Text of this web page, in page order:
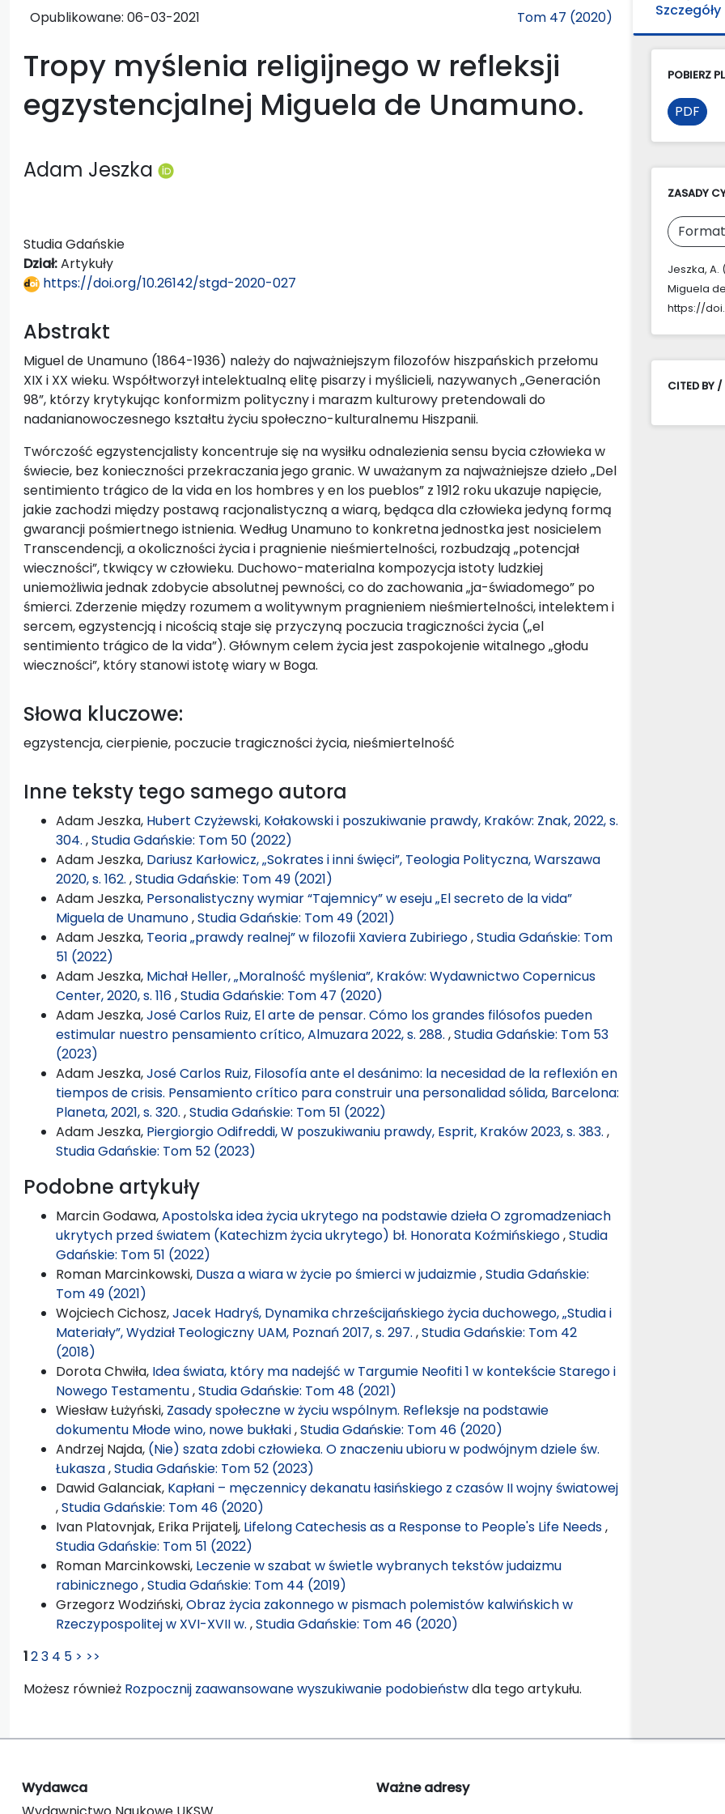
Opublikowane: 06-03-2021 Tom 47 (2020)
Tropy myślenia religijnego w refleksji
egzystencjalnej Miguela de Unamuno.
Adam Jeszka
Studia Gdańskie
Dział:Artykuły
https://doi.org/10.26142/stgd-2020-027
Abstrakt
Miguel de Unamuno (1864-1936) należy do najważniejszym filozofów hiszpańskich przełomu
XIX i XX wieku. Współtworzył intelektualną elitę pisarzy i myślicieli, nazywanych „Generación
98”, którzy krytykując konformizm polityczny i marazm kulturowy pretendowali do
nadanianowoczesnego kształtu życiu społeczno-kulturalnemu Hiszpanii.
Twórczość egzystencjalisty koncentruje się na wysiłku odnalezienia sensu bycia człowieka w
świecie, bez konieczności przekraczania jego granic. W uważanym za najważniejsze dzieło „Del
sentimiento trágico de la vida en los hombres y en los pueblos” z 1912 roku ukazuje napięcie,
jakie zachodzi między postawą racjonalistyczną a wiarą, będąca dla człowieka jedyną formą
gwarancji pośmiertnego istnienia. Według Unamuno to konkretna jednostka jest nosicielem
Transcendencji, a okoliczności życia i pragnienie nieśmiertelności, rozbudzają „potencjał
wieczności”, tkwiący w człowieku. Duchowo-materialna kompozycja istoty ludzkiej
uniemożliwia jednak zdobycie absolutnej pewności, co do zachowania „ja-świadomego” po
śmierci. Zderzenie między rozumem a wolitywnym pragnieniem nieśmiertelności, intelektem i
sercem, egzystencją i nicością staje się przyczyną poczucia tragiczności życia („el
sentimiento trágico de la vida”). Głównym celem życia jest zaspokojenie witalnego „głodu
wieczności”, który stanowi istotę wiary w Boga.
Słowa kluczowe:
egzystencja, cierpienie, poczucie tragiczności życia, nieśmiertelność
Inne teksty tego samego autora
Adam Jeszka, Hubert Czyżewski, Kołakowski i poszukiwanie prawdy, Kraków: Znak, 2022, s.
304. ,Studia Gdańskie: Tom 50 (2022)
Adam Jeszka, Dariusz Karłowicz, „Sokrates i inni święci”, Teologia Polityczna, Warszawa
2020, s. 162. ,Studia Gdańskie: Tom 49 (2021)
Adam Jeszka, Personalistyczny wymiar “Tajemnicy” w eseju „El secreto de la vida”
Miguela de Unamuno,Studia Gdańskie: Tom 49 (2021)
Adam Jeszka, Teoria „prawdy realnej” w filozofii Xaviera Zubiriego,Studia Gdańskie: Tom
51 (2022)
Adam Jeszka, Michał Heller, „Moralność myślenia”, Kraków: Wydawnictwo Copernicus
Center, 2020, s. 116,Studia Gdańskie: Tom 47 (2020)
Adam Jeszka,José Carlos Ruiz, El arte de pensar. Cómo los grandes filósofos pueden
estimular nuestro pensamiento crítico, Almuzara 2022, s. 288. ,Studia Gdańskie: Tom 53
(2023)
Adam Jeszka,José Carlos Ruiz, Filosofía ante el desánimo: la necesidad de la reflexión en
tiempos de crisis. Pensamiento crítico para construir una personalidad sólida, Barcelona:
Planeta, 2021, s. 320. ,Studia Gdańskie: Tom 51 (2022)
Adam Jeszka, Piergiorgio Odifreddi, W poszukiwaniu prawdy, Esprit, Kraków 2023, s. 383. ,
Studia Gdańskie: Tom 52 (2023)
Podobne artykuły
Marcin Godawa,Apostolska idea życia ukrytego na podstawie dzieła O zgromadzeniach
ukrytych przed światem (Katechizm życia ukrytego) bł. Honorata Koźmińskiego,Studia
Gdańskie: Tom 51 (2022)
Roman Marcinkowski, Dusza a wiara w życie po śmierci w judaizmie,Studia Gdańskie:
Tom 49 (2021)
Wojciech Cichosz,Jacek Hadryś, Dynamika chrześcijańskiego życia duchowego, „Studia i
Materiały”, Wydział Teologiczny UAM, Poznań 2017, s. 297. ,Studia Gdańskie: Tom 42
(2018)
Dorota Chwiła, Idea świata, który ma nadejść w Targumie Neofiti 1 w kontekście Starego i
Nowego Testamentu,Studia Gdańskie: Tom 48 (2021)
Wiesław Łużyński, Zasady społeczne w życiu wspólnym. Refleksje na podstawie
dokumentu Młode wino, nowe bukłaki,Studia Gdańskie: Tom 46 (2020)
Andrzej Najda, (Nie) szata zdobi człowieka. O znaczeniu ubioru w podwójnym dziele św.
Łukasza,Studia Gdańskie: Tom 52 (2023)
Dawid Galanciak, Kapłani – męczennicy dekanatu łasińskiego z czasów II wojny światowej
,Studia Gdańskie: Tom 46 (2020)
Ivan Platovnjak, Erika Prijatelj, Lifelong Catechesis as a Response to People's Life Needs,
Studia Gdańskie: Tom 51 (2022)
Roman Marcinkowski, Leczenie w szabat w świetle wybranych tekstów judaizmu
rabinicznego,Studia Gdańskie: Tom 44 (2019)
Grzegorz Wodziński,Obraz życia zakonnego w pismach polemistów kalwińskich w
Rzeczypospolitej w XVI-XVII w. ,Studia Gdańskie: Tom 46 (2020)
123 4 5 > >>
Możesz również Rozpocznij zaawansowane wyszukiwanie podobieństwdla tego artykułu.
Szczegóły
POBIERZ
PDF
ZASADY
Jeszka,
Miguela
https://
CITED BY /
Wydawca
Ważne adresy